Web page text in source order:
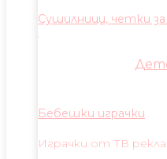
Сушилници, четки
Бебешки играчки
Играчки от ТВ